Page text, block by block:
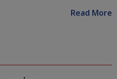
Read More